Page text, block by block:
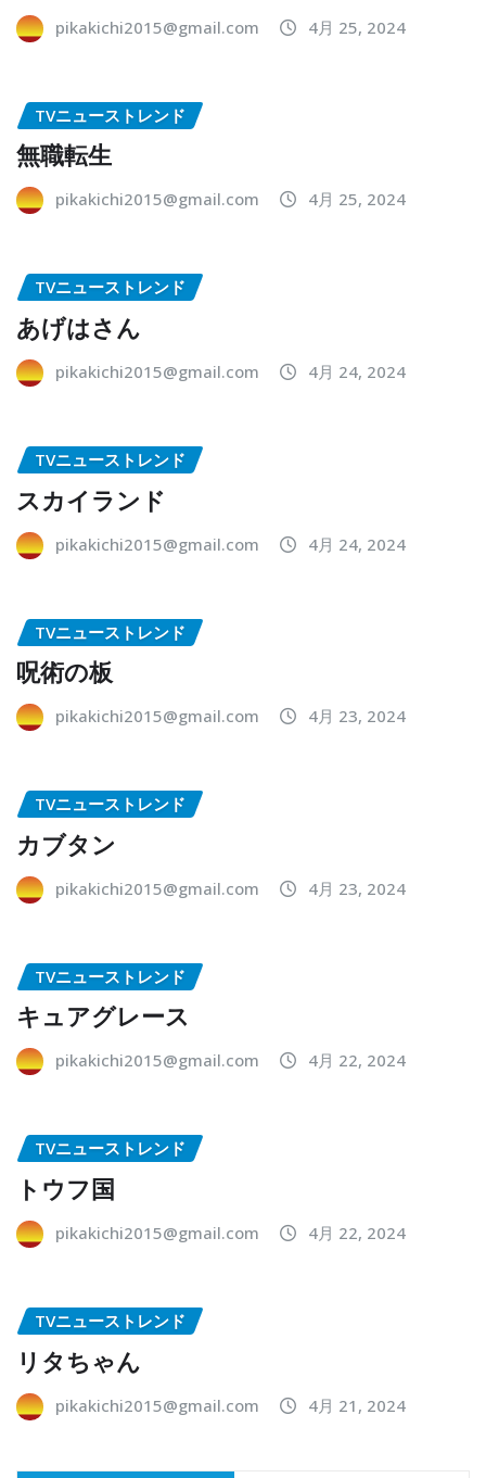
pikakichi2015@gmail.com 4月 25, 2024
TVニューストレンド
無職転生
pikakichi2015@gmail.com 4月 25, 2024
TVニューストレンド
あげはさん
pikakichi2015@gmail.com 4月 24, 2024
TVニューストレンド
スカイランド
pikakichi2015@gmail.com 4月 24, 2024
TVニューストレンド
呪術の板
pikakichi2015@gmail.com 4月 23, 2024
TVニューストレンド
カブタン
pikakichi2015@gmail.com 4月 23, 2024
TVニューストレンド
キュアグレース
pikakichi2015@gmail.com 4月 22, 2024
TVニューストレンド
トウフ国
pikakichi2015@gmail.com 4月 22, 2024
TVニューストレンド
リタちゃん
pikakichi2015@gmail.com 4月 21, 2024